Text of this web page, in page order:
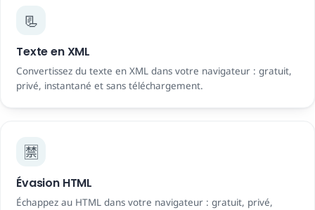
📃
Texte en XML
Convertissez du texte en XML dans votre navigateur : gratuit,
privé, instantané et sans téléchargement.
🈲
Évasion HTML
Échappez au HTML dans votre navigateur : gratuit, privé,